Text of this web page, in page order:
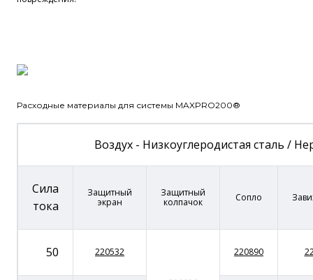
Расходные материалы для системы MAXPRO200®
Воздух - Низкоуглеродистая сталь /
Сила
тока
Защитный
экран
Защитный
колпачок
Сопло
50 220532 220890